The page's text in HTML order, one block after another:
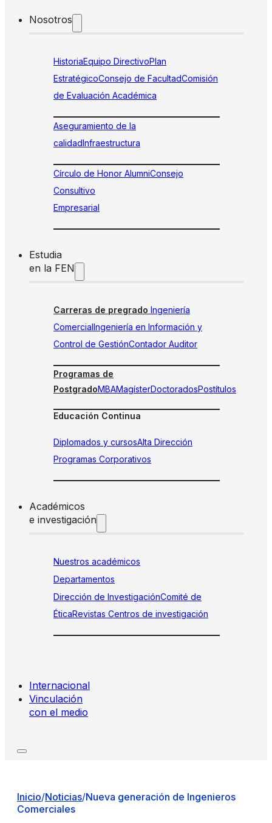
Nosotros
HistoriaEquipo DirectivoPlan
EstratégicoConsejo de FacultadComisión
de Evaluación Académica
Aseguramiento de la
calidadInfraestructura
Círculo de Honor AlumniConsejo
Consultivo
Empresarial
Estudia
en la FEN
Carreras de pregrado Ingeniería
ComercialIngeniería en Información y
Control de GestiónContador Auditor
Programas de
PostgradoMBAMagísterDoctoradosPostítulos
Educación Continua
Diplomados y cursosAlta Dirección
Programas Corporativos
Académicos
e investigación
Nuestros académicos
Departamentos
Dirección de InvestigaciónComité de
ÉticaRevistas Centros de investigación
Internacional
Vinculación
con el medio
Inicio/Noticias/Nueva generación de Ingenieros
Comerciales